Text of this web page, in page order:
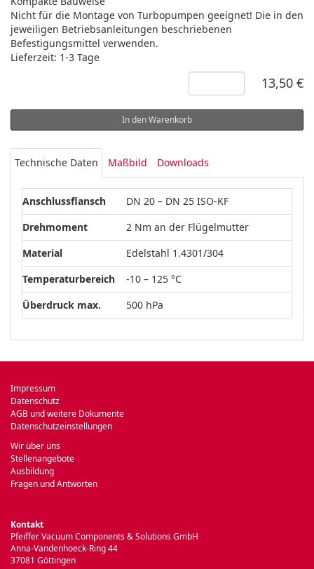
Nicht für die Montage von Turbopumpen geeignet! Die in den
jeweiligen Betriebsanleitungen beschriebenen
Befestigungsmittel verwenden.
Lieferzeit: 1-3 Tage
13,50 €
In den Warenkorb
Technische Daten Maßbild Downloads
Anschlussflansch
DN 20 – DN 25 ISO-KF
Drehmoment
2 Nm an der Flügelmutter
Material
Edelstahl 1.4301/304
Temperaturbereich
-10 – 125 °C
Überdruck max.
500 hPa
Impressum
Datenschutz
AGB und weitere Dokumente
Datenschutzeinstellungen
Wir über uns
Stellenangebote
Ausbildung
Fragen und Antworten
Kontakt
Pfeiffer Vacuum Components & Solutions GmbH
Anna-Vandenhoeck-Ring 44
37081 Göttingen